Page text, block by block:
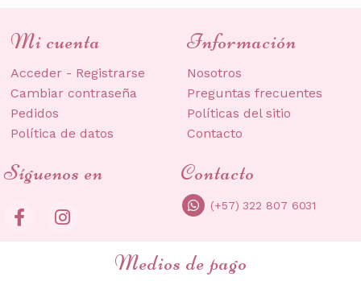
Contacto
(+57) 322 807 6031
Síguenos en
Información
Nosotros
Preguntas frecuentes
Políticas del sitio
Contacto
Mi cuenta
Acceder - Registrarse
Cambiar contraseña
Pedidos
Política de datos
Medios de pago